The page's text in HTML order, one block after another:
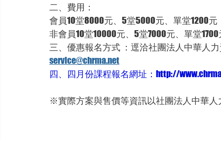
二、費用：
會員10堂8000元、5堂5000元、單堂1200元
非會員10堂10000元、5堂7000元、單堂
三、優惠報名方式 ：逕洽社團法人中華人
service@chrma.net
四、四月份課程報名網址：http://
※實際方案與售價等資訊以社團法人中華